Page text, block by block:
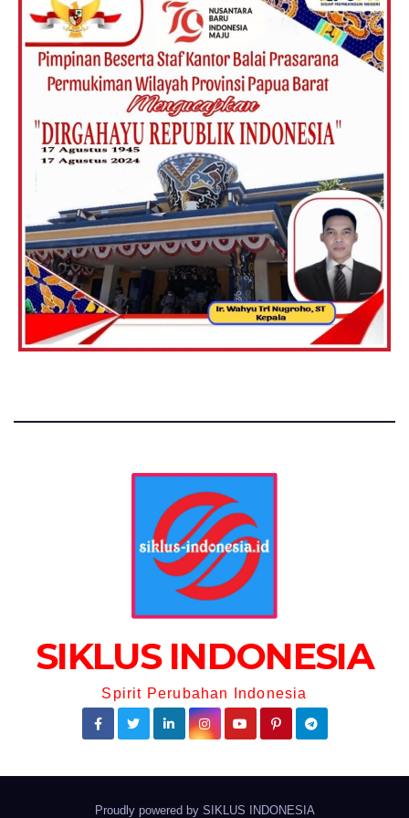
SIKLUS INDONESIA
Spirit Perubahan Indonesia
Proudly powered by SIKLUS INDONESIA